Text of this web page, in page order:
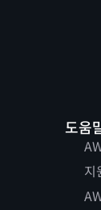
도움
지